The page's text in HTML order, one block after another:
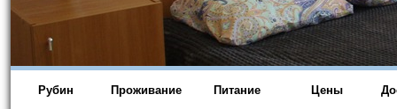
Рубин Проживание Питание Цены